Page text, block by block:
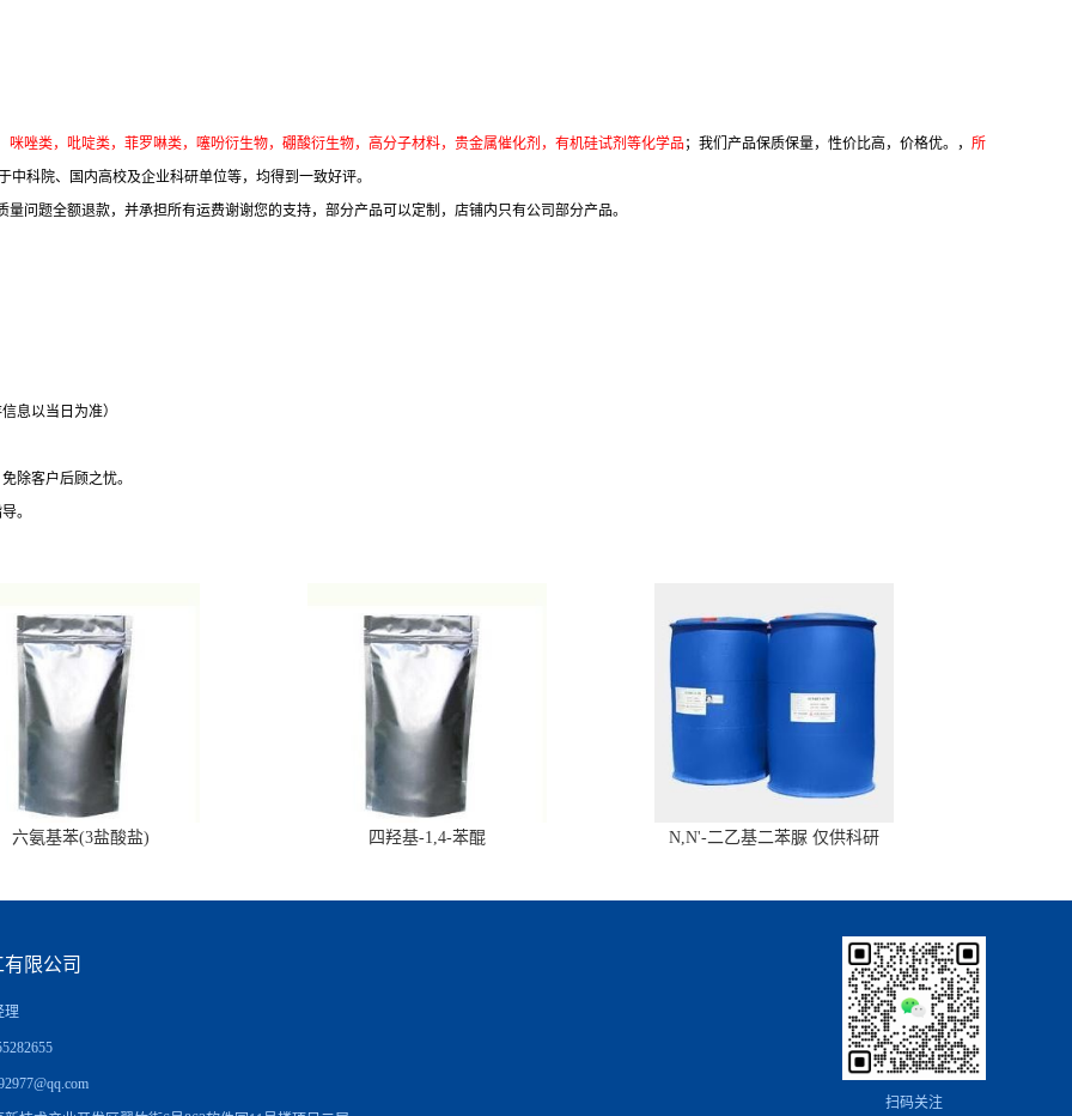
咪唑类，吡啶类，菲罗啉类，噻吩衍生物，硼酸衍生物，高分子材料，贵金属催化剂，有机硅试剂等化学品 ；我们产品保质保量，性价比高，价格优。， 所
中科院、国内高校及企业科研单位等，均得到一致好评。
问题全额退款，并承担所有运费谢谢您的支持，部分产品可以定制，店铺内只有公司部分产品。
息以当日为准）
除客户后顾之忧。
。
六氨基苯(3盐酸盐) 四羟基-1,4-苯醌 N,N'-二乙基二苯脲 仅供科研
限公司
理
扫码关注